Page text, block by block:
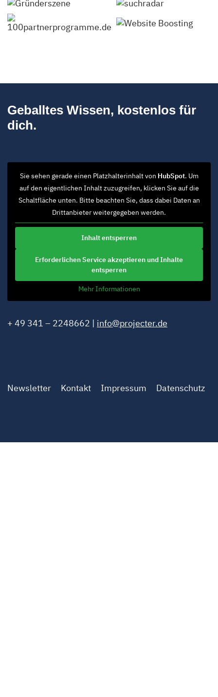
Geballtes Wissen, kostenlos für
dich.
Sie sehen gerade einen Platzhalterinhalt von HubSpot. Um
auf den eigentlichen Inhalt zuzugreifen, klicken Sie auf die
Schaltfläche unten. Bitte beachten Sie, dass dabei Daten an
Drittanbieter weitergegeben werden.
Inhalt entsperren
Erforderlichen Service akzeptieren und Inhalte
entsperren
Mehr Informationen
+ 49 341 – 2248662 | info@projecter.de
Newsletter Kontakt Impressum Datenschutz